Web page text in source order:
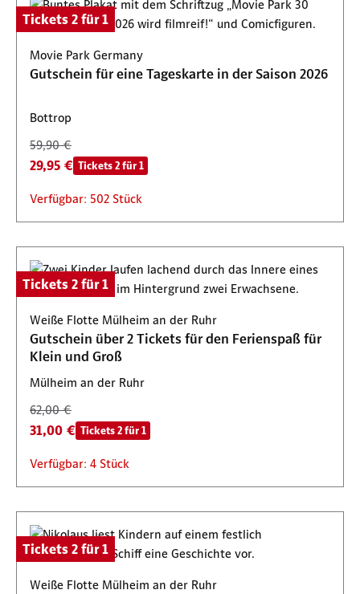
Tickets 2 für 1
Movie Park Germany
Gutschein für eine Tageskarte in der Saison 2026
Bottrop
59,90 €
29,95 € Tickets 2 für 1
Verfügbar: 502 Stück
Tickets 2 für 1
Weiße Flotte Mülheim an der Ruhr
Gutschein über 2 Tickets für den Ferienspaß für
Klein und Groß
Mülheim an der Ruhr
62,00 €
31,00 € Tickets 2 für 1
Verfügbar: 4 Stück
Tickets 2 für 1
Weiße Flotte Mülheim an der Ruhr